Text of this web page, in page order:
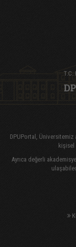
T.C.
DPUPortal,
kişisel
Ayrıca değerli